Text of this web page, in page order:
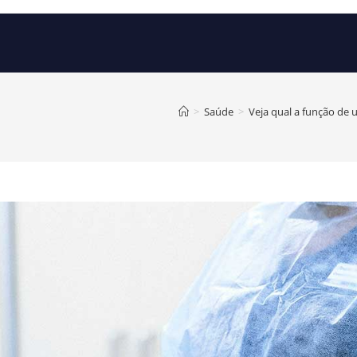
> Saúde > Veja qual a função de